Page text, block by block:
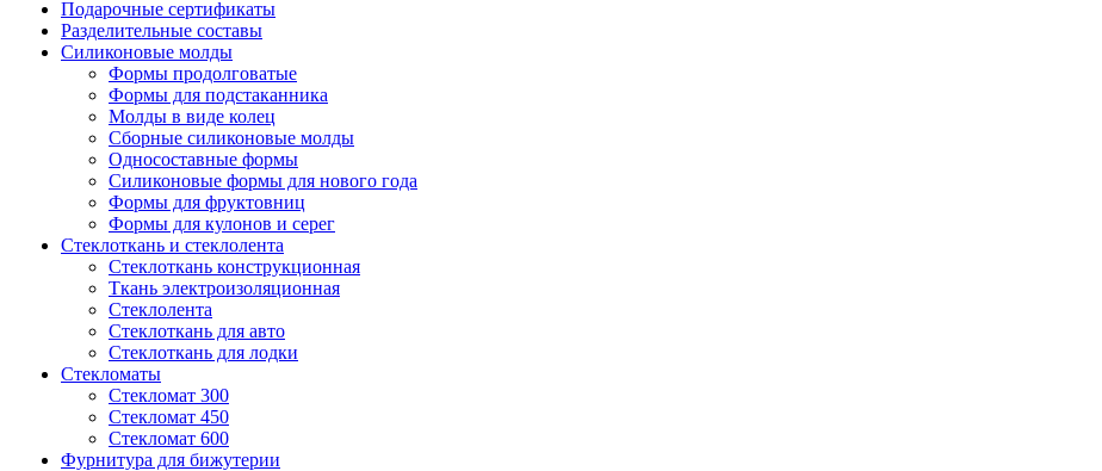
Подарочные сертификаты
Разделительные составы
Силиконовые молды
Формы продолговатые
Формы для подстаканника
Молды в виде колец
Сборные силиконовые молды
Односоставные формы
Силиконовые формы для нового года
Формы для фруктовниц
Формы для кулонов и серег
Стеклоткань и стеклолента
Стеклоткань конструкционная
Ткань электроизоляционная
Стеклолента
Стеклоткань для авто
Стеклоткань для лодки
Стекломаты
Стекломат 300
Стекломат 450
Стекломат 600
Фурнитура для бижутерии